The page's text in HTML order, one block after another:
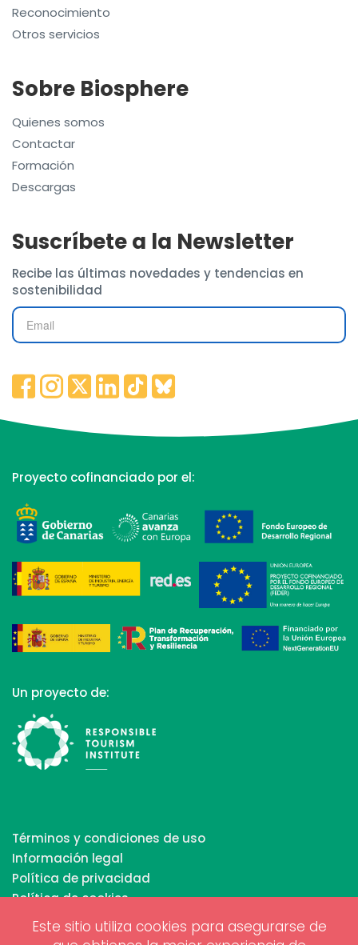
Este sitio utiliza cookies para asegurarse de
Reconocimiento
Otros servicios
Sobre Biosphere
Quienes somos
Contactar
Formación
Descargas
Suscríbete a la Newsletter
Recibe las últimas novedades y tendencias en
sostenibilidad
Proyecto cofinanciado por el:
Un proyecto de:
Términos y condiciones de uso
Información legal
Política de privacidad
Política de cookies